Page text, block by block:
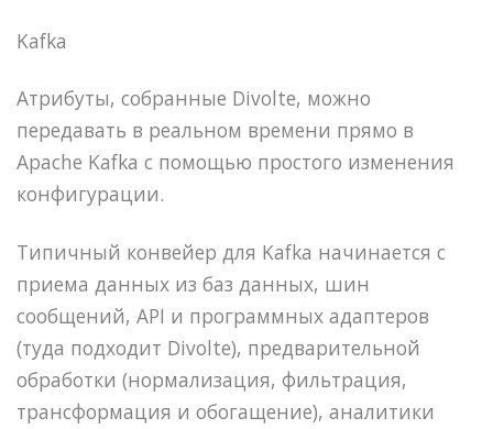
Kafka
Атрибуты, собранные Divolte, можно
передавать в реальном времени прямо в
Apache Kafka с помощью простого изменения
конфигурации.
Типичный конвейер для Kafka начинается с
приема данных из баз данных, шин
сообщений, API и программных адаптеров
(туда подходит Divolte), предварительной
обработки (нормализация, фильтрация,
трансформация и обогащение), аналитики